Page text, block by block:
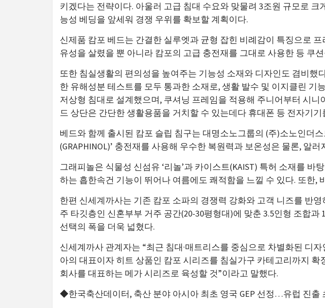
키겠다는 전략이다. 아울러 고급 침대 수요와 맞물려 3조원 규모로 크
능성 베딩을 앞세워 경쟁 우위를 확보할 계획이다.
신제품 캄포 베드는 간결한 실루엣과 균형 잡힌 비례감이 특징으로
유성을 살렸을 뿐 아니라 캄포의 고급 충전재를 그대로 사용한 등 쿠
또한 침실생활의 편의성을 높여주는 기능성 소재와 디자인도 겸비
한 유해성분 테스트를 모두 통과한 소재로, 생활 발수 및 이지클린
저상형 침대로 설계했으며, 쿠셔닝 프레임을 적용해 주니어부터 시
드 상단은 간단한 생활용품을 거치할 수 있는데다 휴대폰 등 전자기
베드와 함께 출시된 캄포 슬립 침구는 대명소노그룹의 (주)소노인더
(GRAPHINOL)’ 충전재를 사용해 우수한 복원력과 보온성은 물론, 알
그래피놀은 식물성 신섬유 ‘리놀’과 카이스트(KAIST) 특허 소재를
하는 흡한속건 기능이 뛰어나 여름에도 쾌적함을 느낄 수 있다. 또한,
한편 신세계까사는 기존 캄포 소파의 경쟁력 강화와 고객 니즈를 반
주 타깃층인 신혼부부 거주 공간(20-30평형대)에 맞춘 3.5인형 조합
선택의 폭을 더욱 넓혔다.
신세계까사 관계자는 “최근 침대·매트리스를 중심으로 차별화된 디
아의 대표이자 히트 상품인 캄포 시리즈를 침실가구 카테고리까지
회사를 대표하는 메가 시리즈로 육성할 것”이라고 말했다.
◆한국축산데이터, 축산 분야 아시아 최초 영국 GEP 선정…유럽 진출